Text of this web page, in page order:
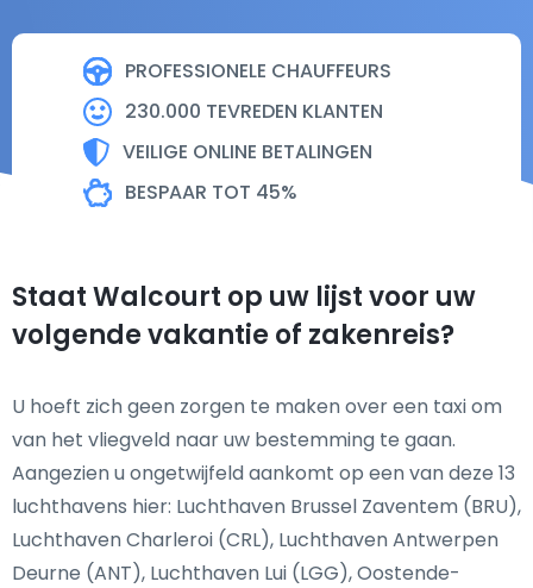
PROFESSIONELE CHAUFFEURS
230.000 TEVREDEN KLANTEN
VEILIGE ONLINE BETALINGEN
BESPAAR TOT 45%
Staat Walcourt op uw lijst voor uw
volgende vakantie of zakenreis?
U hoeft zich geen zorgen te maken over een taxi om
van het vliegveld naar uw bestemming te gaan.
Aangezien u ongetwijfeld aankomt op een van deze 13
luchthavens hier: Luchthaven Brussel Zaventem (BRU),
Luchthaven Charleroi (CRL), Luchthaven Antwerpen
Deurne (ANT), Luchthaven Lui (LGG), Oostende-